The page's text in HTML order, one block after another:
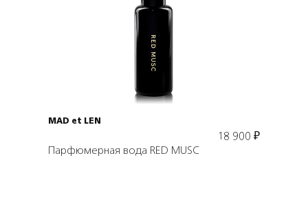
Подробнее
MAD et LEN
18 900 ₽
Парфюмерная вода RED MUSC